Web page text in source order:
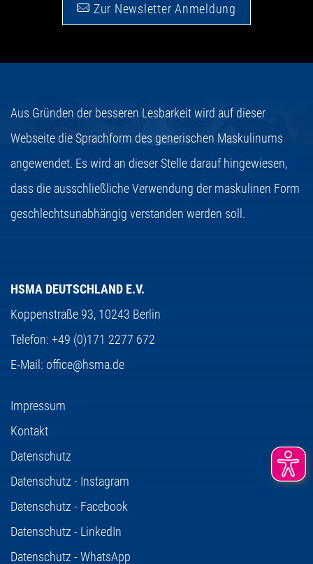
Zur Newsletter Anmeldung
Aus Gründen der besseren Lesbarkeit wird auf dieser
Webseite die Sprachform des generischen Maskulinums
angewendet. Es wird an dieser Stelle darauf hingewiesen,
dass die ausschließliche Verwendung der maskulinen Form
geschlechtsunabhängig verstanden werden soll.
HSMA DEUTSCHLAND E.V.
Koppenstraße 93, 10243 Berlin
Telefon: +49 (0)171 2277 672
E-Mail: office@hsma.de
Impressum
Kontakt
Datenschutz
Datenschutz - Instagram
Datenschutz - Facebook
Datenschutz - LinkedIn
Datenschutz - WhatsApp